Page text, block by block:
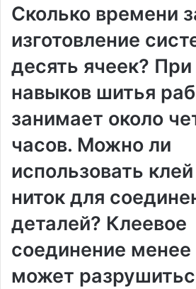
Сколько времени
изготовление
десять ячеек?
навыков шитья
занимает около
часов. Можно ли
использовать
ниток для
деталей? Клеевое
соединение
может